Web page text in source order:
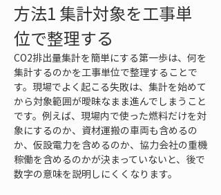
方法1 集計対象を工事単
位で整理する
CO2排出量集計を簡単にする第一歩は、何を
集計するのかを工事単位で整理することで
す。現場でよく起こる失敗は、集計を始めて
から対象範囲が曖昧なまま進んでしまうこと
です。例えば、現場内で使った燃料だけを対
象にするのか、資材運搬の車両も含めるの
か、仮設電力を含めるのか、協力会社の重機
稼働を含めるのかが決まっていないと、後で
数字の意味を説明しにくくなります。